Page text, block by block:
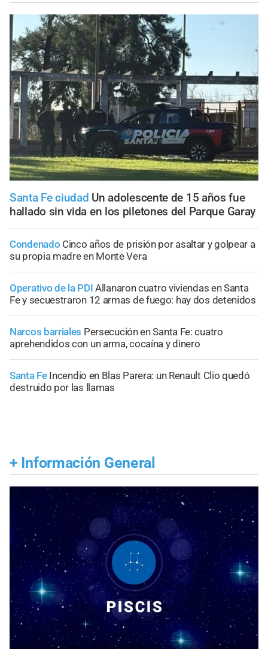
Santa Fe ciudad Un adolescente de 15 años fue
hallado sin vida en los piletones del Parque Garay
Condenado Cinco años de prisión por asaltar y golpear a
su propia madre en Monte Vera
Operativo de la PDI Allanaron cuatro viviendas en Santa
Fe y secuestraron 12 armas de fuego: hay dos detenidos
Narcos barriales Persecución en Santa Fe: cuatro
aprehendidos con un arma, cocaína y dinero
Santa Fe Incendio en Blas Parera: un Renault Clio quedó
destruido por las llamas
+ Información General